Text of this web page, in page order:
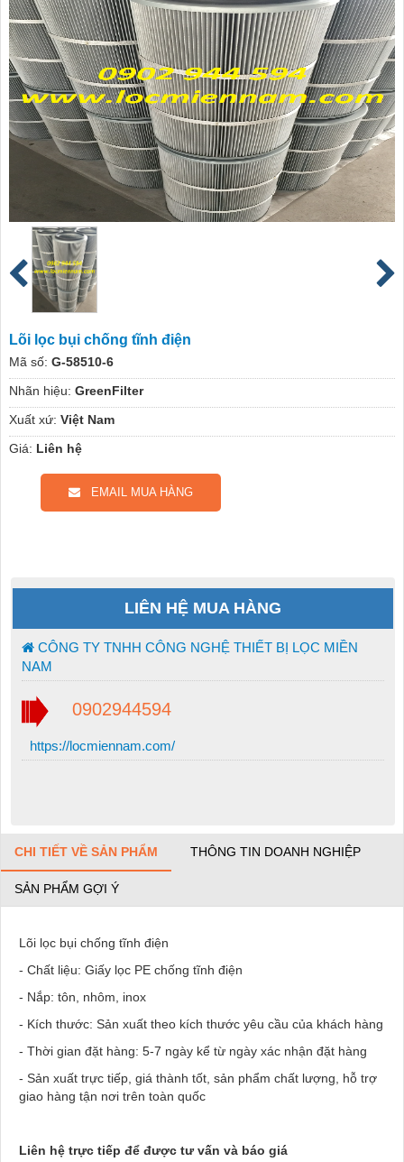
Lõi lọc bụi chống tĩnh điện
Mã số: G-58510-6
Nhãn hiệu: GreenFilter
Xuất xứ: Việt Nam
Giá: Liên hệ
EMAIL MUA HÀNG
LIÊN HỆ MUA HÀNG
CÔNG TY TNHH CÔNG NGHỆ THIẾT BỊ LỌC MIỀN
NAM
0902944594
https://locmiennam.com/
CHI TIẾT VỀ SẢN PHẨM THÔNG TIN DOANH NGHIỆP
SẢN PHẨM GỢI Ý
Lõi lọc bụi chống tĩnh điện
- Chất liệu: Giấy lọc PE chống tĩnh điện
- Nắp: tôn, nhôm, inox
- Kích thước: Sản xuất theo kích thước yêu cầu của khách hàng
- Thời gian đặt hàng: 5-7 ngày kể từ ngày xác nhận đặt hàng
- Sản xuất trực tiếp, giá thành tốt, sản phẩm chất lượng, hỗ trợ
giao hàng tận nơi trên toàn quốc
Liên hệ trực tiếp để được tư vấn và báo giá